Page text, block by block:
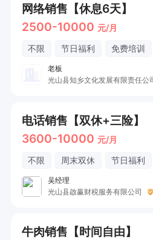
网络销售【休息6天】
2500-10000 元/月
不限 节日福利 免费培训
老板
光山县知乡文化发展有限责任公
电话销售【双休+三险】
3600-10000 元/月
不限 周末双休 节日福利
吴经理
光山县啟赢财税服务有限公司
牛肉销售【时间自由】